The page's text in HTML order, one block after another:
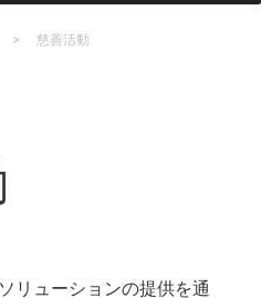
> 慈善活動
リューションの提供を通